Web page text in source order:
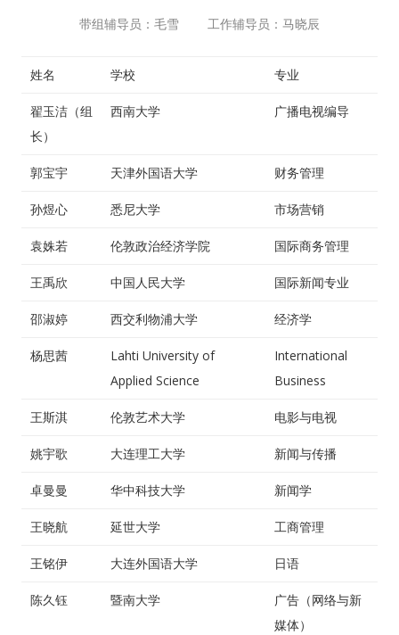
带组辅导员：毛雪 工作辅导员：马晓辰
姓名 学校 专业
翟玉洁（组
长）
西南大学 广播电视编导
郭宝宇 天津外国语大学 财务管理
孙煜心 悉尼大学 市场营销
袁姝若 伦敦政治经济学院 国际商务管理
王禹欣 中国人民大学 国际新闻专业
邵淑婷 西交利物浦大学 经济学
杨思茜
Lahti University of
Applied Science
International
Business
王斯淇 伦敦艺术大学 电影与电视
姚宇歌 大连理工大学 新闻与传播
卓曼曼 华中科技大学 新闻学
王晓航 延世大学 工商管理
王铭伊 大连外国语大学 日语
陈久钰 暨南大学
广告（网络与新
媒体）